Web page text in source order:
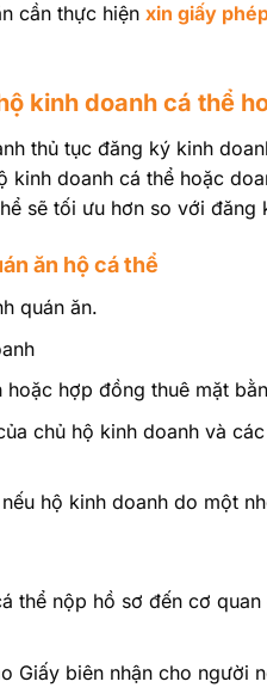
cần thực hiện xin giấy
kinh doanh cá thể
thủ tục đăng ký kinh
doanh cá thể hoặc
sẽ tối ưu hơn so với đăng
ăn hộ cá thể
quán ăn.
hợp đồng thuê mặt
chủ hộ kinh doanh và
hộ kinh doanh do một
thể nộp hồ sơ đến cơ
Giấy biên nhận cho người